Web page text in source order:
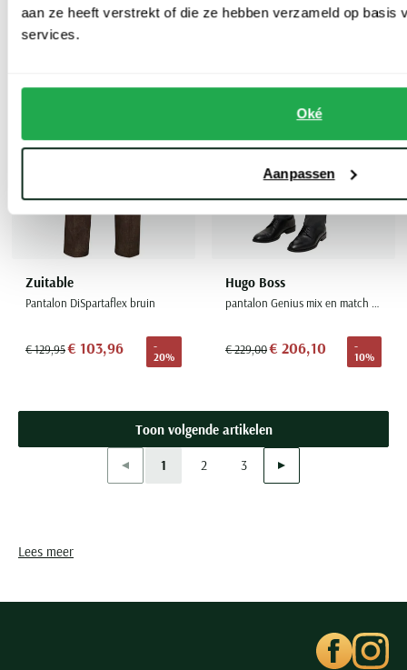
aan ze heeft verstrekt of die ze hebben verzameld op basis
services.
Oké
Aanpassen
Zuitable
Pantalon DiSpartaflex bruin
€ 129,95€ 103,96
-
20%
Hugo Boss
pantalon Genius mix en match antraciet effen wol slim fit
€ 229,00€ 206,10
-
10%
Toon volgende artikelen
Vorige
1 2
Page
3 Volgende
Lees meer